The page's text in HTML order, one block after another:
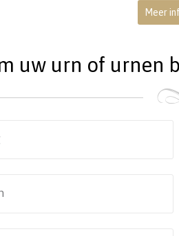
Meer
uw urn of urnen